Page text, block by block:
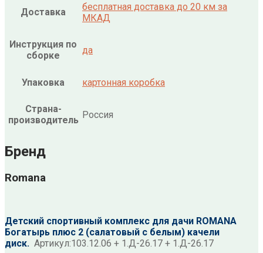
Доставка
бесплатная доставка до 20 км за
МКАД
Инструкция по
сборке
да
Упаковка картонная коробка
Страна-
производитель Россия
Бренд
Romana
Детский спортивный комплекс для дачи ROMANA
Богатырь плюс 2 (салатовый с белым) качели
диск. Артикул:103.12.06 + 1.Д-26.17 + 1.Д-26.17